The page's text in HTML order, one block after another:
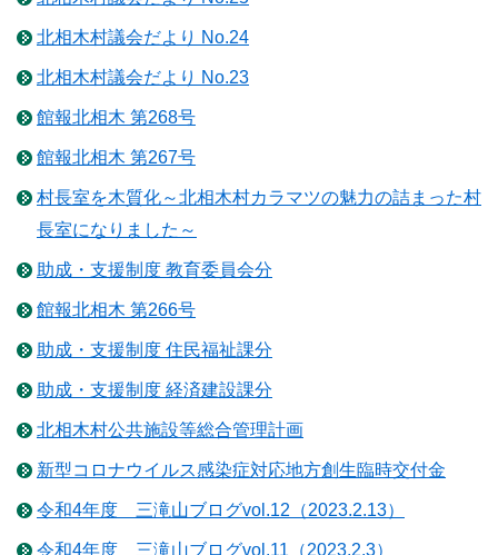
北相木村議会だより No.24
北相木村議会だより No.23
館報北相木 第268号
館報北相木 第267号
村長室を木質化～北相木村カラマツの魅力の詰まった村
長室になりました～
助成・支援制度 教育委員会分
館報北相木 第266号
助成・支援制度 住民福祉課分
助成・支援制度 経済建設課分
北相木村公共施設等総合管理計画
新型コロナウイルス感染症対応地方創生臨時交付金
令和4年度 三滝山ブログvol.12（2023.2.13）
令和4年度 三滝山ブログvol.11（2023.2.3）